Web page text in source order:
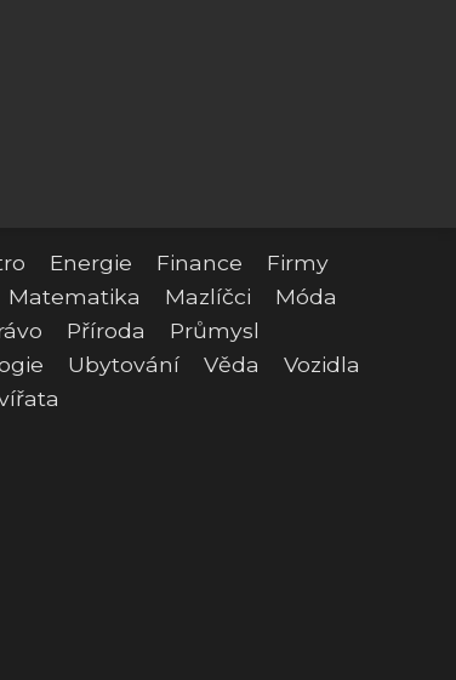
Energie Finance
Firmy
Matematika Mazlíčci
Móda
Příroda
Průmysl
Ubytování Věda
Vozidla